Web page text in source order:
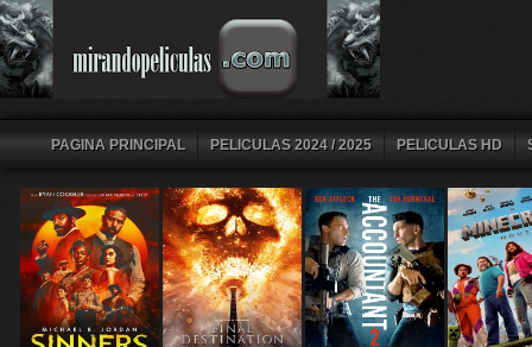
PAGINA PRINCIPAL PELICULAS 2024 / 2025 PELICULAS HD